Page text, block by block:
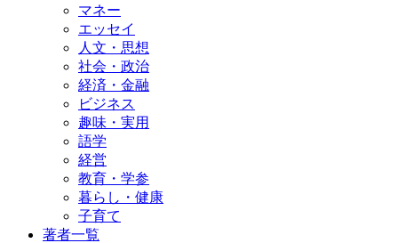
マネー
エッセイ
人文・思想
社会・政治
経済・金融
ビジネス
趣味・実用
語学
経営
教育・学参
暮らし・健康
子育て
著者一覧